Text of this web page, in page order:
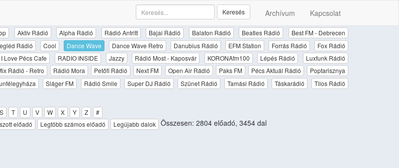
Archívum Kapcsolat
Keresés
Aktív Rádió Alpha Rádió Rádió Antritt Bajai Rádió Balaton Rádió Beatles Rádió
Best FM - Debrecen
Rádió Cool Dance Wave Dance Wave Retro Danubius Rádió EFM Station Forrás Rádió
Fox Rádió
I Love Pécs Cafe RADIO INSIDE Jazzy Rádió Most - Kaposvár KORONAfm100 Lépés Rádió
Luxfunk Rádió
Rádió - Retro Rádió Mora Petőfi Rádió Next FM Open Air Rádió Paks FM Pécs Aktuál Rádió
Poptarisznya
Sláger FM Rádió Smile Super DJ Rádió Szünet Rádió Tamási Rádió Táskarádió
Tilos Rádió
S T U V W X Y Z
#
előadó Legtöbb számos előadó Legújabb dalok Összesen: 2804 előadó, 3454 dal